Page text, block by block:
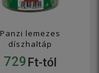
Panzi lemezes
díszhaltáp
729 Ft-tól